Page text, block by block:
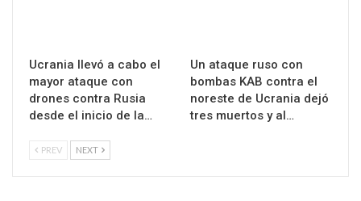
Ucrania llevó a cabo el
mayor ataque con
drones contra Rusia
desde el inicio de la…
Un ataque ruso con
bombas KAB contra el
noreste de Ucrania dejó
tres muertos y al…
PREV NEXT